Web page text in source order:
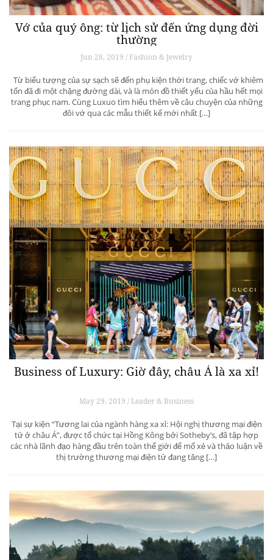
Vớ của quý ông: từ lịch sử đến ứng dụng đời
thường
Jun 28, 2019 / Fashion & Jewelry
Từ biểu tượng của sự sạch sẽ đến phụ kiện thời trang, chiếc vớ khiêm
tốn đã đi một chặng đường dài, và là món đồ thiết yếu của hầu hết mọi
trang phục nam. Cùng Luxuo tìm hiểu thêm về câu chuyện của những
đôi vớ qua các mẫu thiết kế mới nhất […]
Business of Luxury: Giờ đây, châu Á là xa xỉ!
May 29, 2019 / Leader & Business
Tại sự kiện “Tương lai của ngành hàng xa xỉ: Hội nghị thương mại điện
tử ở châu Á”, được tổ chức tại Hồng Kông bởi Sotheby’s, đã tập hợp
các nhà lãnh đạo hàng đầu trên toàn thế giới để mổ xẻ và thảo luận về
thị trường thương mại điện tử đang tăng […]